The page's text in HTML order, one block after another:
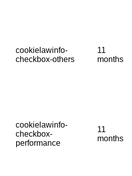
cookielawinfo-
checkbox-others
11
months
cookielawinfo-
checkbox-
performance
11
months